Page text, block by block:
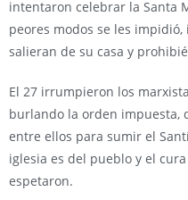
intentaron celebrar la Santa
peores modos se les
salieran de su casa y
El 27 irrumpieron los
burlando la orden impuesta,
entre ellos para sumir el
iglesia es del pueblo y el
espetaron.